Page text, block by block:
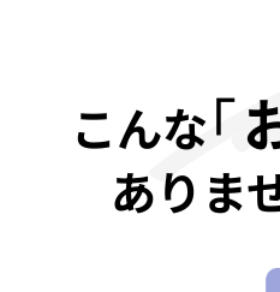
こんな｢
ありま